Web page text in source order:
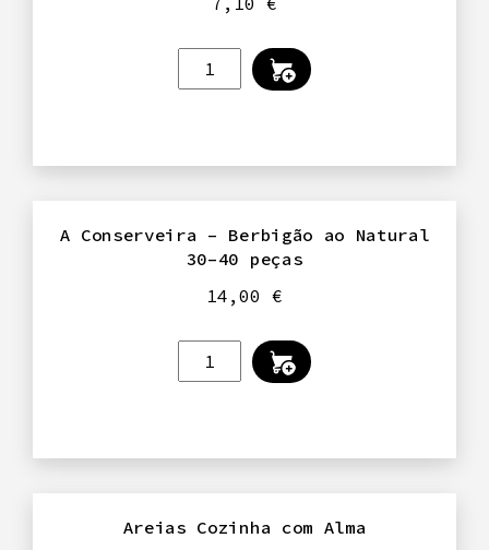
Quantidade
de
A Conserveira – Berbigão ao Natural
30–40 peças
14,00 €
Quantidade
de
ao
Areias Cozinha com Alma